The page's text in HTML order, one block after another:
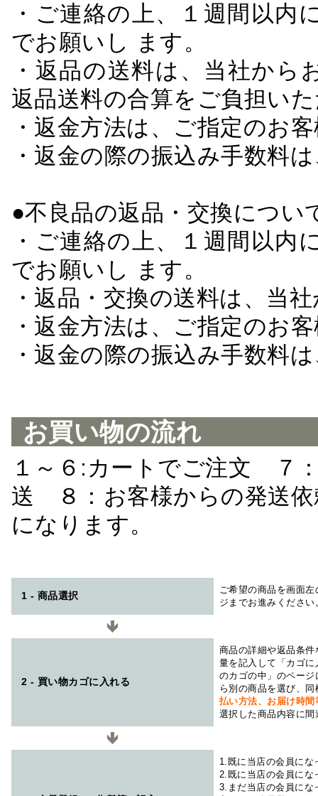
・ご連絡の上、１週間以
でお願いし ます。
・返品の送料は、当社か
返品送料の合算をご負担い
・返金方法は、ご指定のお
・返金の際の振込み手数料
●不良品の返品・交換につい
・ご連絡の上、１週間以
でお願いし ます。
・返品・交換の送料は、当
・返金方法は、ご指定のお
・返金の際の振込み手数料
お買い物の流れ
１～６:カートでご注文 ７
送 ８：お客様からの発送
になります。
1 - 商品選択
ご希望の商品を画面
ジまでお進みください
2 - 買い物カゴに入れる
商品の詳細や返品条
量を記入して「カゴ
のカゴの中」のペー
ら別の商品を選び、
払い方法、お届け時
選択した商品内容に
1.既に当店の会員にな
2.既に当店の会員にな
3.まだ当店の会員にな